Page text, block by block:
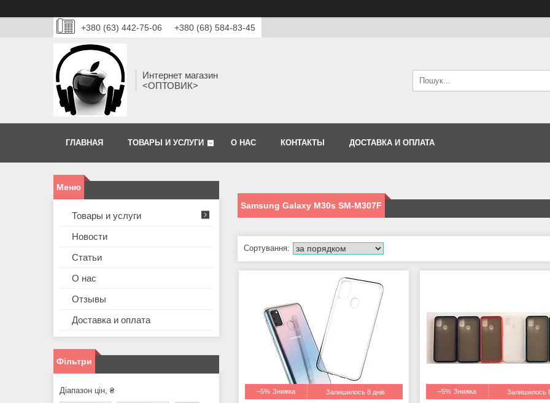
+380 (63) 442-75-06 +380 (68) 584-83-45
Интернет магазин
<ОПТОВИК>
ГЛАВНАЯ ТОВАРЫ И УСЛУГИ О НАС КОНТАКТЫ ДОСТАВКА И ОПЛАТА
Samsung Galaxy M30s SM-M307F
–5% Залишилось 8 днів –5% Залишилось
Товары и услуги
Новости
Статьи
О нас
Отзывы
Доставка и оплата
Фільтри
Діапазон цін, ₴